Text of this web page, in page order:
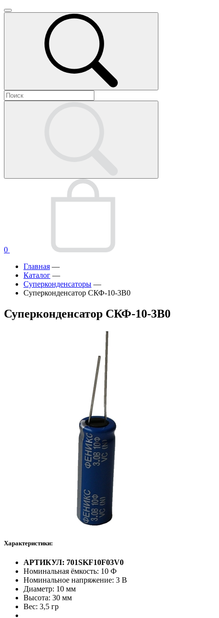
0
Главная —
Каталог —
Суперконденсаторы —
Суперконденсатор СКФ-10-3В0
Суперконденсатор СКФ-10-3В0
Характеристики:
АРТИКУЛ: 701SKF10F03V0
Номинальная ёмкость: 10 Ф
Номинальное напряжение: 3 В
Диаметр: 10 мм
Высота: 30 мм
Вес: 3,5 гр